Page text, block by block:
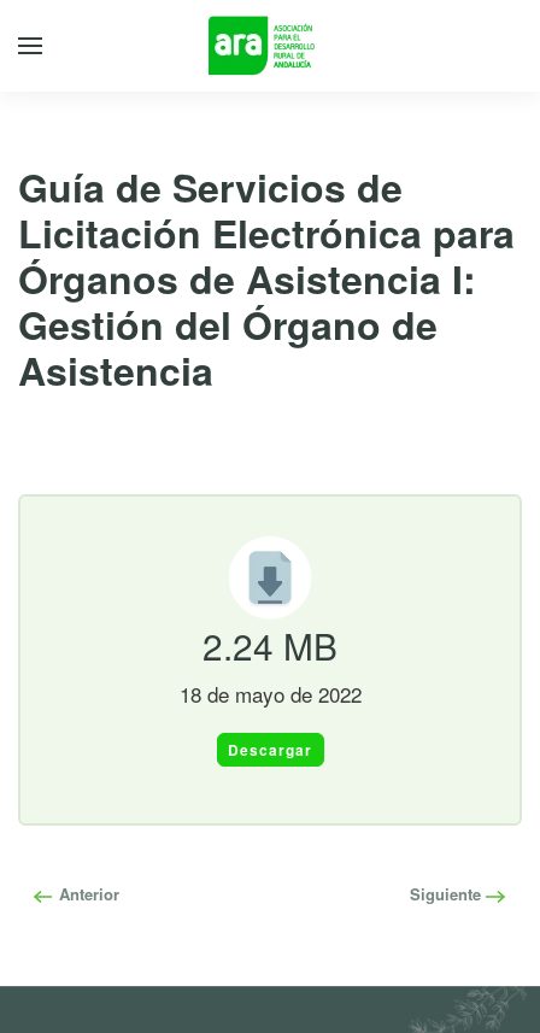
Guía de Servicios de
Licitación Electrónica para
Órganos de Asistencia I:
Gestión del Órgano de
Asistencia
2.24 MB
18 de mayo de 2022
Descargar
Anterior Siguiente